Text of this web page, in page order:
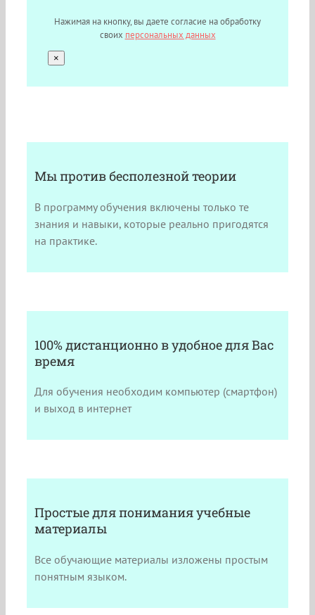
Нажимая на кнопку, вы даете согласие на обработку
своих персональных данных
×
Мы против бесполезной теории
В программу обучения включены только те
знания и навыки, которые реально пригодятся
на практике.
100% дистанционно в удобное для Вас
время
Для обучения необходим компьютер (смартфон)
и выход в интернет
Простые для понимания учебные
материалы
Все обучающие материалы изложены простым
понятным языком.